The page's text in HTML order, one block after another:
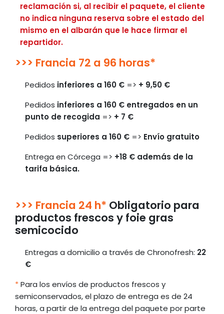
reclamación si, al recibir el paquete, el cliente
no indica ninguna reserva sobre el estado del
mismo en el albarán que le hace firmar el
repartidor.
>>> Francia 72 a 96 horas*
Pedidos inferiores a 160 € => + 9,50 €
Pedidos inferiores a 160 € entregados en un
punto de recogida => + 7 €
Pedidos superiores a 160 € => Envío gratuito
Entrega en Córcega => +18 € además de la
tarifa básica.
>>> Francia 24 h* Obligatorio para
productos frescos y foie gras
semicocido
Entregas a domicilio a través de Chronofresh: 22
€
*Para los envíos de productos frescos y
semiconservados, el plazo de entrega es de 24
horas, a partir de la entrega del paquete por parte